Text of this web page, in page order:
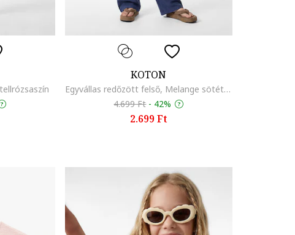
KOTON
Egyvállas redőzött felső, Melange sötétkék,
4.699 Ft - 42%
2.699 Ft